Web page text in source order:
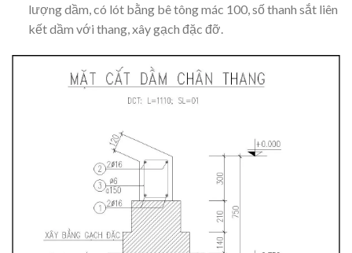
lượng dầm, có lót bằng bê tông mác 100, số thanh sắt liên
kết dầm với thang, xây gạch đặc đỡ.